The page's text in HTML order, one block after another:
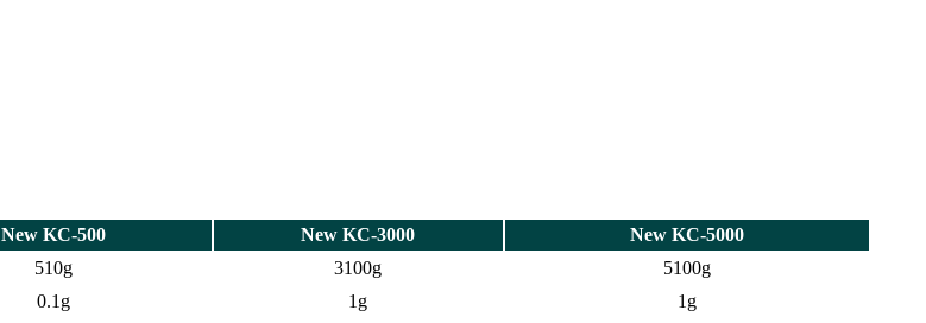
New KC-500 New KC-3000
New KC-5000
510g 3100g
5100g
0.1g 1g
1g